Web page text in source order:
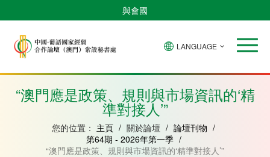
與會國
安
比
紹
內
亞
克
和
普
LANGUAGE
“澳門應是政策、規則與市場資訊的‘精
準對接人’”
您的位置： 主頁 / 關於論壇 / 論壇刊物 /
第64期 - 2026年第一季 /
“澳門應是政策、規則與市場資訊的‘精準對接人’”